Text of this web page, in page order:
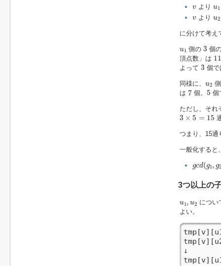
v
vより u1
u1
v
vより u2
u2
に分けて考え
u1
u1 側の3
3 個
頂点数」は 11
11
よって 3
3 個
同様に、 u2
u2
は 7
7個。 5
5 個
ただし、そ
3 × 5 = 15
3× 5=15
つまり、15
一般化すると
gcd(g1, g2
d(
3つ以上の
u1, u2
u1 u2 につい
よい。
↓